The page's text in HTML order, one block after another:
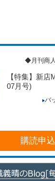
◆月刊商
【特集】新店
07月号)
バ
購読申